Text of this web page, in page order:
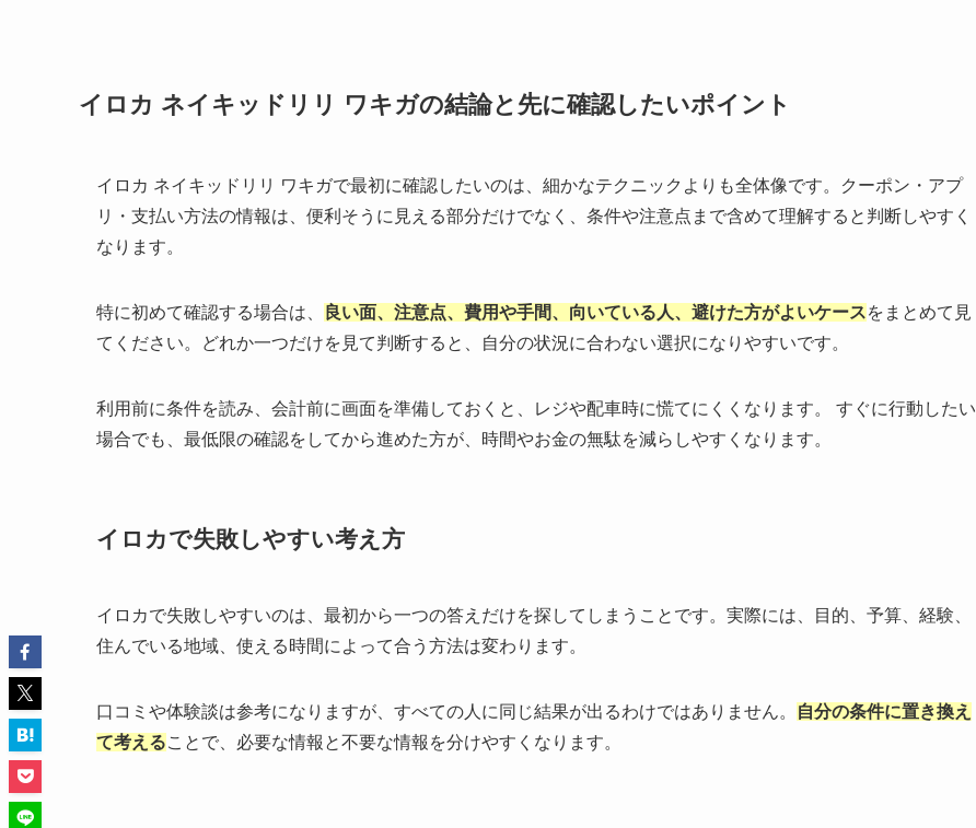
イロカ ネイキッドリリ ワキガの結論と先に確認したいポイント
イロカ ネイキッドリリ ワキガで最初に確認したいのは、細かなテクニックよりも全体像です。クーポン・アプ
リ・支払い方法の情報は、便利そうに見える部分だけでなく、条件や注意点まで含めて理解すると判断しやすく
なります。
特に初めて確認する場合は、 良い面、注意点、費用や手間、向いている人、避けた方がよいケースをまとめて見
てください。どれか一つだけを見て判断すると、自分の状況に合わない選択になりやすいです。
利用前に条件を読み、会計前に画面を準備しておくと、レジや配車時に慌てにくくなります。 すぐに行動したい
場合でも、最低限の確認をしてから進めた方が、時間やお金の無駄を減らしやすくなります。
イロカで失敗しやすい考え方
イロカで失敗しやすいのは、最初から一つの答えだけを探してしまうことです。実際には、目的、予算、経験、
住んでいる地域、使える時間によって合う方法は変わります。
口コミや体験談は参考になりますが、すべての人に同じ結果が出るわけではありません。
自分の条件に置き換え
て考えることで、必要な情報と不要な情報を分けやすくなります。